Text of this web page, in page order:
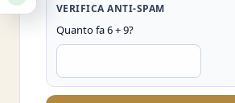
VERIFICA ANTI-SPAM
Quanto fa 6 + 9?